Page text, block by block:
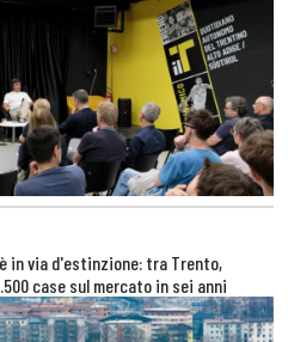
in via d'estinzione: tra Trento,
case sul mercato in sei anni